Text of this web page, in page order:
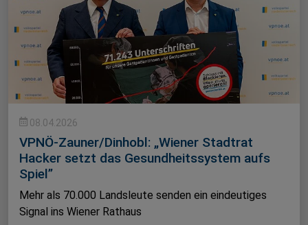
08.04.2026
VPNÖ-Zauner/Dinhobl: „Wiener Stadtrat
Hacker setzt das Gesundheitssystem aufs
Spiel”
Mehr als 70.000 Landsleute senden ein eindeutiges
Signal ins Wiener Rathaus